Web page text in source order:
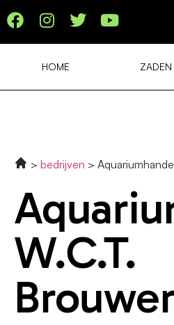
HOME ZADEN
bedrijven
W.C.T.